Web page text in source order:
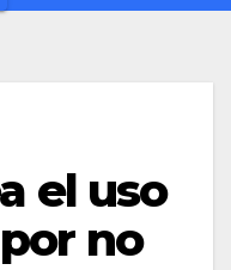
el uso
no